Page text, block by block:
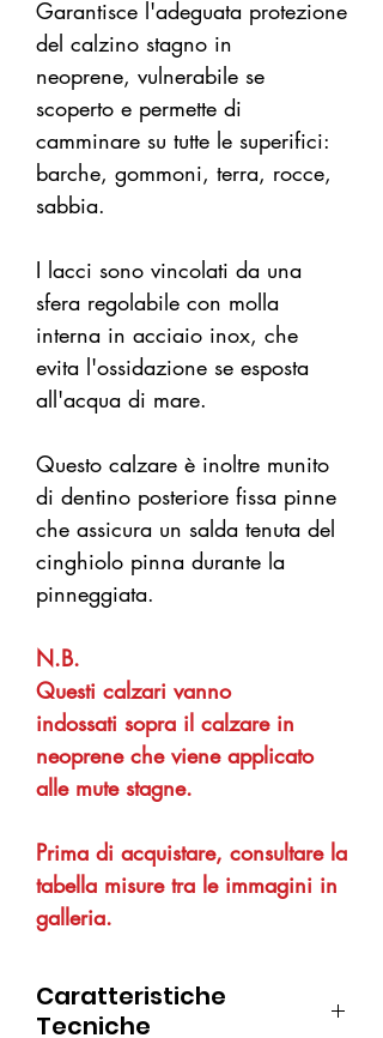
Garantisce l'adeguata protezione
del calzino stagno in
neoprene, vulnerabile se
scoperto e permette di
camminare su tutte le superifici:
barche, gommoni, terra, rocce,
sabbia.
I lacci sono vincolati da una
sfera regolabile con molla
interna in acciaio inox, che
evita l'ossidazione se esposta
all'acqua di mare.
Questo calzare è inoltre munito
di dentino posteriore fissa pinne
che assicura un salda tenuta del
cinghiolo pinna durante la
pinneggiata.
N.B.
Questi calzari vanno
indossati sopra il calzare in
neoprene che viene applicato
alle mute stagne.
Prima di acquistare, consultare la
tabella misure tra le immagini in
galleria.
Caratteristiche
Tecniche